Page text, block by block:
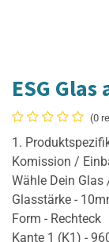
ESG
(0
1.
Komission /
Wähle Dein Glas
Glasstärke -
Form - Rechteck
Kante 1 (K1) -